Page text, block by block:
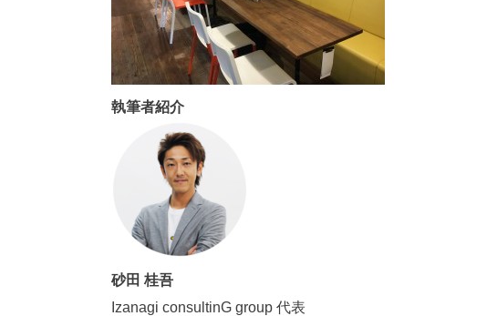
執筆者紹介
砂田 桂吾
Izanagi consultinG group 代表